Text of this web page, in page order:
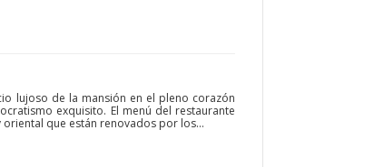
lujoso de la mansión en el pleno corazón
exquisito. El menú del restaurante
que están renovados por los...